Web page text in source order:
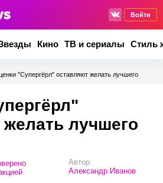
Войти
Кино ТВ и сериалы Стиль
"Супергёрл" оставляют желать лучшего
лучшего
Автор:
Александр Иванов